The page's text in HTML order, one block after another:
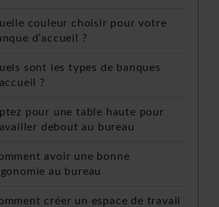
couleur choisir pour votre
d’accueil ?
sont les types de banques
?
pour une table haute pour
debout au bureau
avoir une bonne
au bureau
créer un espace de travail